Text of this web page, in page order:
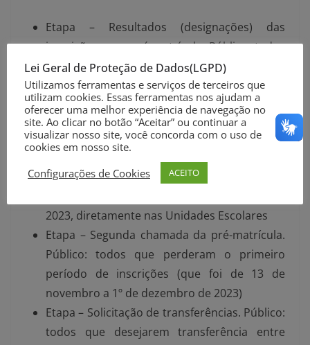
Etapa – Resultados (designações) das
inscrições para pré-matrícula. Público: todos
que se inscreveram de 13 de novembro a 1º
de dezembro de 2023
4/1/24 a 17/1/24:
presencial. Público: todos que se inscreveram
2023, diretamente nas Unidades Escolares
Etapa – Segunda chamada da pré-matrícula.
Público: todos que perderam o primeiro
período de inscrições (que foi de 13 de
novembro a 1º de dezembro de 2023)
Etapa – Solicitação de transferências. Público:
todos que desejarem transferência entre
Lei Geral de Proteção de Dados(LGPD)
Utilizamos ferramentas e serviços de terceiros que
utilizam cookies. Essas ferramentas nos ajudam a
oferecer uma melhor experiência de navegação no
site. Ao clicar no botão “Aceitar” ou continuar a
visualizar nosso site, você concorda com o uso de
cookies em nosso site.
Configurações de Cookies
ACEITO